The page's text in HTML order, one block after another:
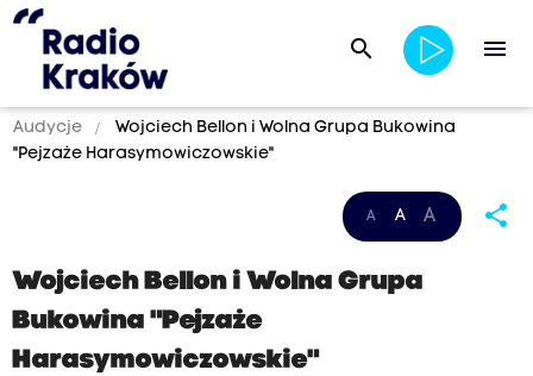
search menu
Audycje
Wojciech Bellon i Wolna Grupa Bukowina
"Pejzaże Harasymowiczowskie"
A A A share
Wojciech Bellon i Wolna Grupa
Bukowina "Pejzaże
Harasymowiczowskie"